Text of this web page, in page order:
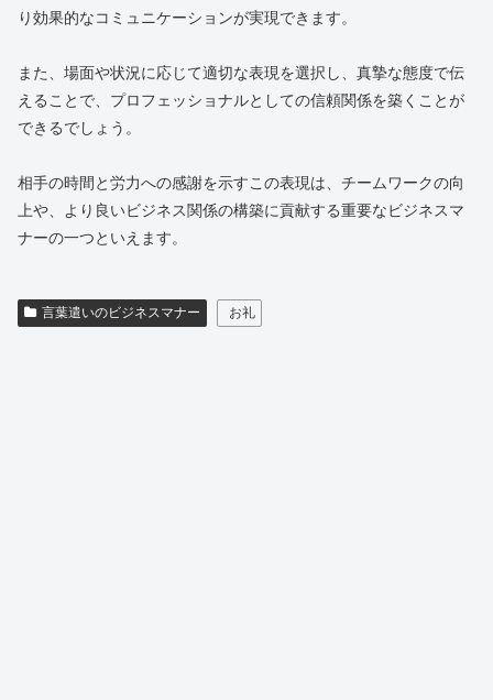
り効果的なコミュニケーションが実現できます。
また、場面や状況に応じて適切な表現を選択し、真摯な態度で伝
えることで、プロフェッショナルとしての信頼関係を築くことが
できるでしょう。
相手の時間と労力への感謝を示すこの表現は、チームワークの向
上や、より良いビジネス関係の構築に貢献する重要なビジネスマ
ナーの一つといえます。
言葉遣いのビジネスマナー お礼